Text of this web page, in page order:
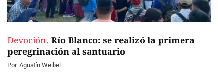
Devoción. Río Blanco: se realizó la primera
peregrinación al santuario
Por Agustín Weibel